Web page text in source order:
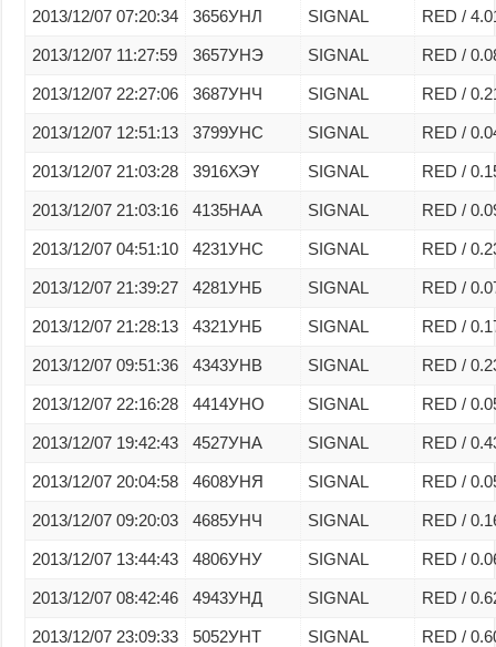
2013/12/07 07:20:34 3656УНЛ SIGNAL RED /
2013/12/07 11:27:59 3657УНЭ SIGNAL RED /
2013/12/07 22:27:06 3687УНЧ SIGNAL RED /
2013/12/07 12:51:13 3799УНС SIGNAL RED /
2013/12/07 21:03:28 3916ХЭҮ SIGNAL RED /
2013/12/07 21:03:16 4135НАА SIGNAL RED /
2013/12/07 04:51:10 4231УНС SIGNAL RED /
2013/12/07 21:39:27 4281УНБ SIGNAL RED /
2013/12/07 21:28:13 4321УНБ SIGNAL RED /
2013/12/07 09:51:36 4343УНВ SIGNAL RED /
2013/12/07 22:16:28 4414УНО SIGNAL RED /
2013/12/07 19:42:43 4527УНА SIGNAL RED /
2013/12/07 20:04:58 4608УНЯ SIGNAL RED /
2013/12/07 09:20:03 4685УНЧ SIGNAL RED /
2013/12/07 13:44:43 4806УНУ SIGNAL RED /
2013/12/07 08:42:46 4943УНД SIGNAL RED /
2013/12/07 23:09:33 5052УНТ SIGNAL RED /